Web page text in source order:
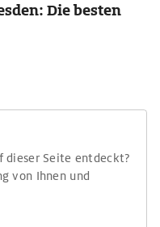
Die besten
dieser Seite entdeckt?
von Ihnen und